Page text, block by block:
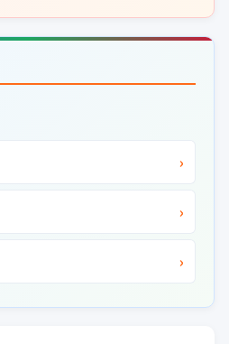
›
›
›